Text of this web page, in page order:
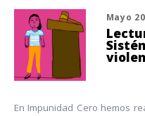
Mayo
En Impunidad Cero hemos